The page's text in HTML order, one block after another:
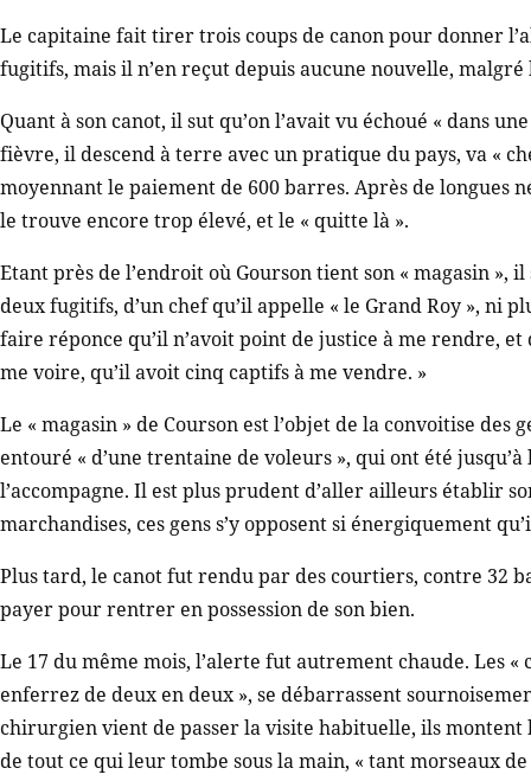
Le capitaine fait tirer trois coups de canon pour donner
fugitifs, mais il n’en reçut depuis aucune nouvelle, malgré
Quant à son canot, il sut qu’on l’avait vu échoué « dans
fièvre, il descend à terre avec un pratique du pays, va «
moyennant le paiement de 600 barres. Après de longues
le trouve encore trop élevé, et le « quitte là ».
Etant près de l’endroit où Gourson tient son « magasin »,
deux fugitifs, d’un chef qu’il appelle « le Grand Roy », ni
faire réponce qu’il n’avoit point de justice à me rendre,
me voire, qu’il avoit cinq captifs à me vendre. »
Le « magasin » de Courson est l’objet de la convoitise
entouré « d’une trentaine de voleurs », qui ont été
l’accompagne. Il est plus prudent d’aller ailleurs établir
marchandises, ces gens s’y opposent si énergiquement
Plus tard, le canot fut rendu par des courtiers, contre 32
payer pour rentrer en possession de son bien.
Le 17 du même mois, l’alerte fut autrement chaude. Les
enferrez de deux en deux », se débarrassent
chirurgien vient de passer la visite habituelle, ils
de tout ce qui leur tombe sous la main, « tant morseaux